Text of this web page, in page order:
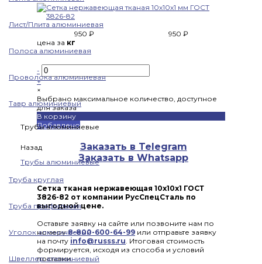
Лист/Плита алюминиевая
Полоса алюминиевая
Проволока алюминиевая
Тавр алюминиевый
Трубы алюминиевые
Назад
Трубы алюминиевые
Труба круглая
Труба профильная
Уголок алюминиевый
Швеллер алюминиевый
950 ₽
950 ₽
цена за кг
-
+
×
Выбрано максимальное количество, доступное
для заказа
В корзину
Добавлено
Заказать в Telegram
Заказать в Whatsapp
Сетка тканая нержавеющая 10x10x1 ГОСТ
3826-82 от компании РусСпецСталь по
выгодной цене.
Оставьте заявку на сайте или позвоните нам по
номеру8-800-600-64-99 или отправьте заявку
на почту info@russs.ru. Итоговая стоимость
формируется, исходя из способа и условий
поставки.